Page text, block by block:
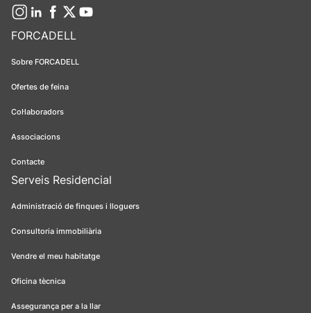
FORCADELL
Sobre FORCADELL
Ofertes de feina
Col·laboradors
Associacions
Contacte
Serveis Residencial
Administració de finques i lloguers
Consultoria immobiliària
Vendre el meu habitatge
Oficina tècnica
Assegurança per a la llar